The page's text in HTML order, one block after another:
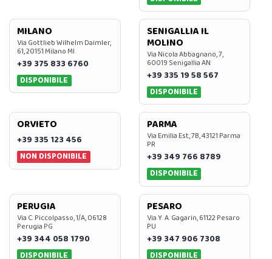
MILANO
Via Gottlieb Wilhelm Daimler,
61, 20151 Milano MI
+39 375 833 6760
DISPONIBILE
SENIGALLIA IL
MOLINO
Via Nicola Abbagnano, 7,
60019 Senigallia AN
+39 335 19 58 567
DISPONIBILE
ORVIETO
+39 335 123 456
NON DISPONIBILE
PARMA
Via Emilia Est, 7B, 43121 Parma
PR
+39 349 766 8789
DISPONIBILE
PERUGIA
Via C. Piccolpasso, 1/A, 06128
Perugia PG
+39 344 058 1790
DISPONIBILE
PESARO
Via Y. A. Gagarin, 61122 Pesaro
PU
+39 347 906 7308
DISPONIBILE